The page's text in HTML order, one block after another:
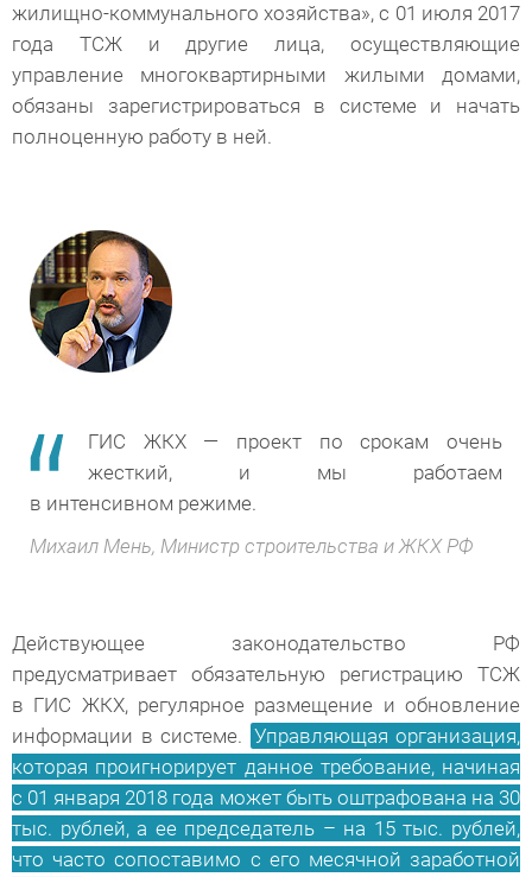
жилищно-коммунального хозяйства», с 01 июля 2017
года ТСЖ и другие лица, осуществляющие
управление многоквартирными жилыми домами,
обязаны зарегистрироваться в системе и начать
полноценную работу в ней.
ГИС ЖКХ — проект по срокам очень
жесткий, и мы работаем
в интенсивном режиме.
Михаил Мень, Министр строительства и ЖКХ РФ
Действующее законодательство РФ
предусматривает обязательную регистрацию ТСЖ
в ГИС ЖКХ, регулярное размещение и обновление
информации в системе. Управляющая организация,
которая проигнорирует данное требование, начиная
с 01 января 2018 года может быть оштрафована на 30
тыс. рублей, а ее председатель – на 15 тыс. рублей,
что часто сопоставимо с его месячной заработной